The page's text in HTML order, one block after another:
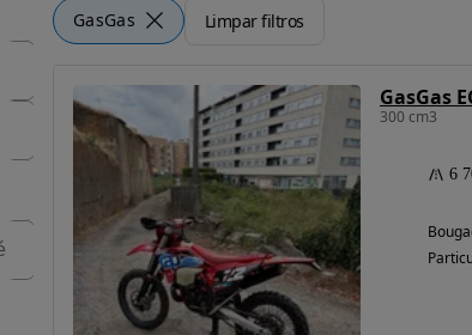
GasGas Limpar filtros
GasGas
300 cm3
6